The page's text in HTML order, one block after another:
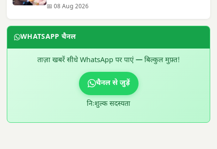
📅 08 Aug 2026
WHATSAPP चैनल
ताज़ा खबरें सीधे WhatsApp पर पाएं — बिल्कुल मुफ़्त!
चैनल से जुड़ें
निःशुल्क सदस्यता